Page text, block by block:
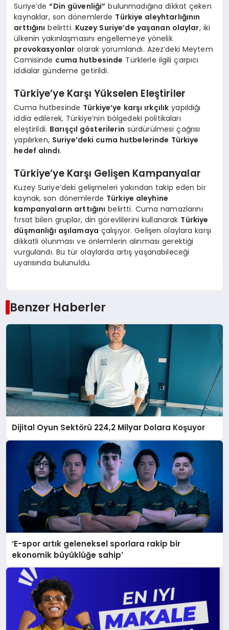
Suriye’de“Din güvenliği” bulunmadığına dikkat çeken
kaynaklar, son dönemlerde Türkiye aleyhtarlığının
arttığını belirtti. Kuzey Suriye’de yaşanan olaylar, iki
ülkenin yakınlaşmasını engellemeye yönelik
provokasyonlar olarak yorumlandı. Azez’deki Meytem
Camisinde cuma hutbesinde Türklerle ilgili çarpıcı
iddialar gündeme getirildi.
Türkiye’ye Karşı Yükselen Eleştiriler
Cuma hutbesinde Türkiye’ye karşı ırkçılık yapıldığı
iddia edilerek, Türkiye’nin bölgedeki politikaları
eleştirildi. Barışçıl gösterilerin sürdürülmesi çağrısı
yapılırken, Suriye’deki cuma hutbelerinde Türkiye
hedef alındı.
Türkiye’ye Karşı Gelişen Kampanyalar
Kuzey Suriye’deki gelişmeleri yakından takip eden bir
kaynak, son dönemlerde Türkiye aleyhine
kampanyaların arttığını belirtti. Cuma namazlarını
fırsat bilen gruplar, din görevlilerini kullanarak Türkiye
düşmanlığı aşılamaya çalışıyor. Gelişen olaylara karşı
dikkatli olunması ve önlemlerin alınması gerektiği
vurgulandı. Bu tür olaylarda artış yaşanabileceği
uyarısında bulunuldu.
Benzer Haberler
Dijital Oyun Sektörü 224,2 Milyar Dolara Koşuyor
‘E-spor artık geleneksel sporlara rakip bir
ekonomik büyüklüğe sahip’